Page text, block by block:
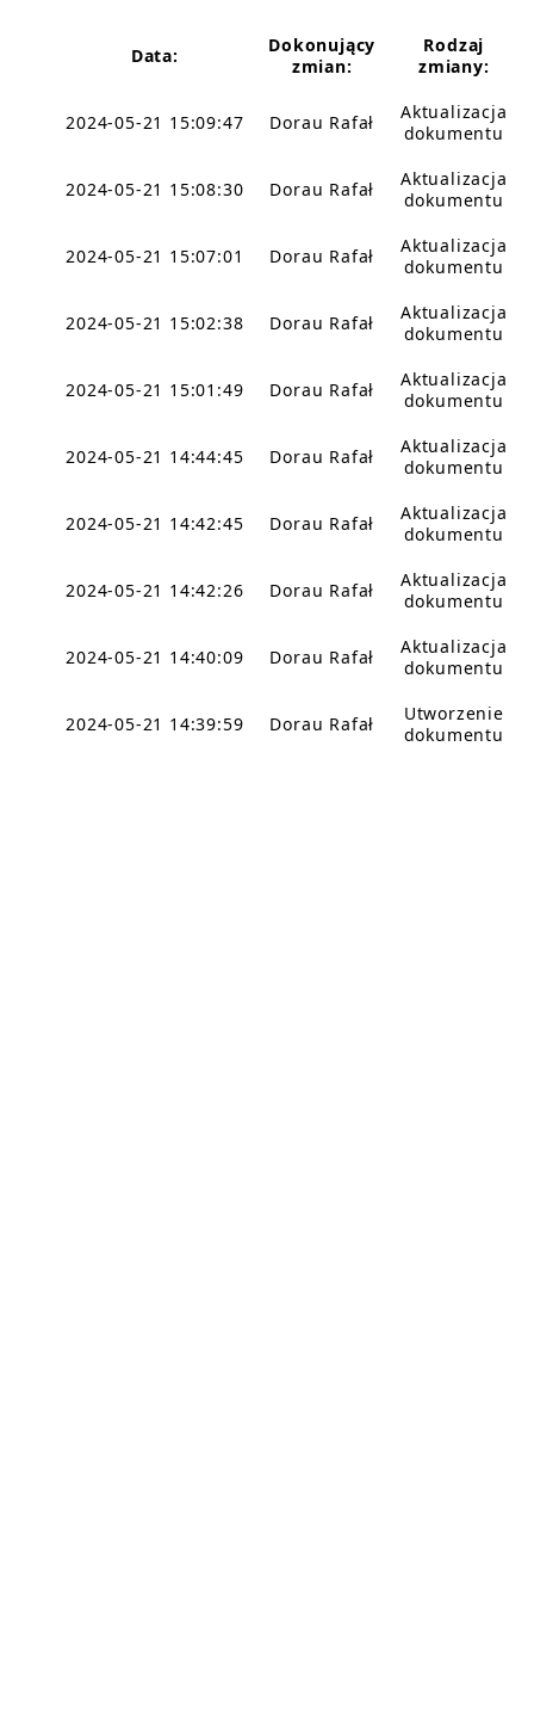
Data:
Dokonujący
zmian:
Rodzaj
zmiany:
2024-05-21 15:09:47 Dorau Rafał
Aktualizacja
dokumentu
2024-05-21 15:08:30 Dorau Rafał
Aktualizacja
dokumentu
2024-05-21 15:07:01 Dorau Rafał
Aktualizacja
dokumentu
2024-05-21 15:02:38 Dorau Rafał
Aktualizacja
dokumentu
2024-05-21 15:01:49 Dorau Rafał
Aktualizacja
dokumentu
2024-05-21 14:44:45 Dorau Rafał
Aktualizacja
dokumentu
2024-05-21 14:42:45 Dorau Rafał
Aktualizacja
dokumentu
2024-05-21 14:42:26 Dorau Rafał
Aktualizacja
dokumentu
2024-05-21 14:40:09 Dorau Rafał
Aktualizacja
dokumentu
2024-05-21 14:39:59 Dorau Rafał
Utworzenie
dokumentu